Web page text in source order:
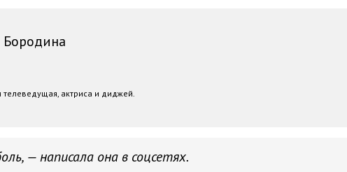
Бородина
телеведущая, актриса и диджей.
— написала она в соцсетях.